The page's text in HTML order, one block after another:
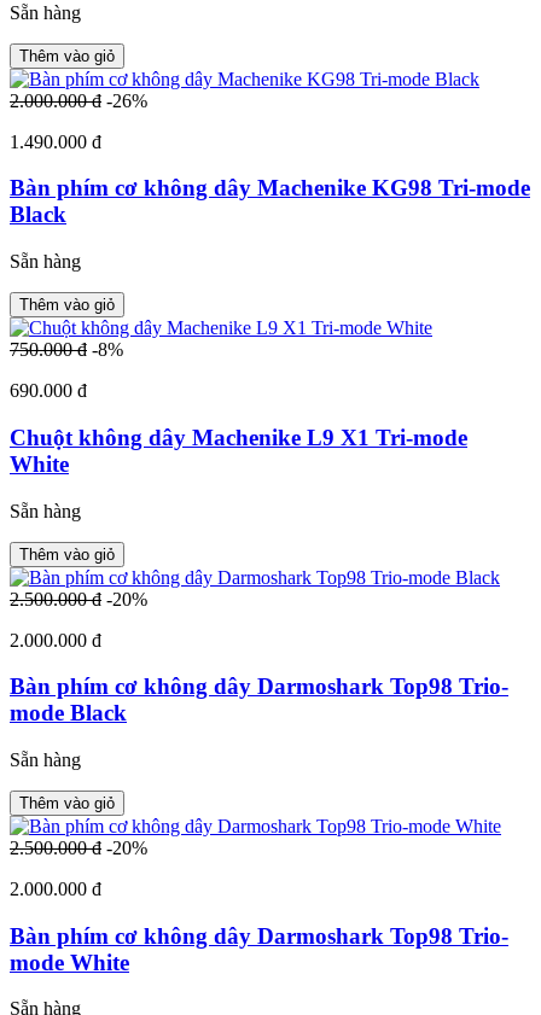
Sẵn hàng
Thêm vào giỏ
2.000.000 đ -26%
1.490.000 đ
Bàn phím cơ không dây Machenike KG98 Tri-mode
Black
Sẵn hàng
Thêm vào giỏ
750.000 đ -8%
690.000 đ
Chuột không dây Machenike L9 X1 Tri-mode
White
Sẵn hàng
Thêm vào giỏ
2.500.000 đ -20%
2.000.000 đ
Bàn phím cơ không dây Darmoshark Top98 Trio-
mode Black
Sẵn hàng
Thêm vào giỏ
2.500.000 đ -20%
2.000.000 đ
Bàn phím cơ không dây Darmoshark Top98 Trio-
mode White
Sẵn hàng